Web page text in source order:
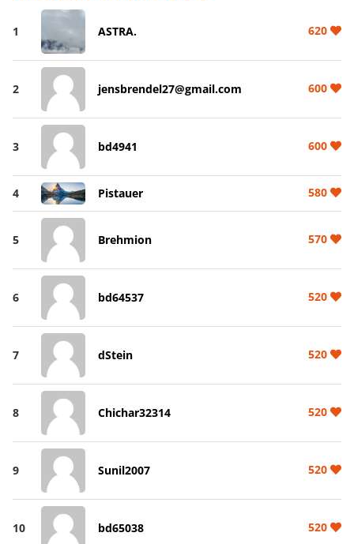
1 ASTRA. 620
2 jensbrendel27@gmail.com 600
3 bd4941 600
4 Pistauer 580
5 Brehmion 570
6 bd64537 520
7 dStein 520
8 Chichar32314 520
9 Sunil2007 520
10 bd65038 520